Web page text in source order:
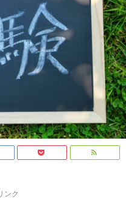
ンク